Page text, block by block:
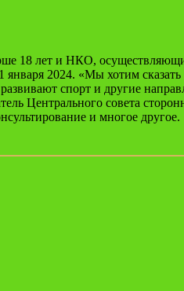
18 лет и НКО,
января 2024. «Мы хотим сказать
спорт и другие
Центрального совета
и многое другое.